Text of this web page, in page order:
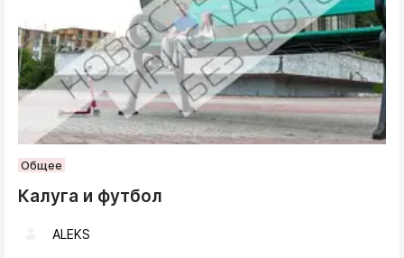
Общее
Калуга и футбол
ALEKS